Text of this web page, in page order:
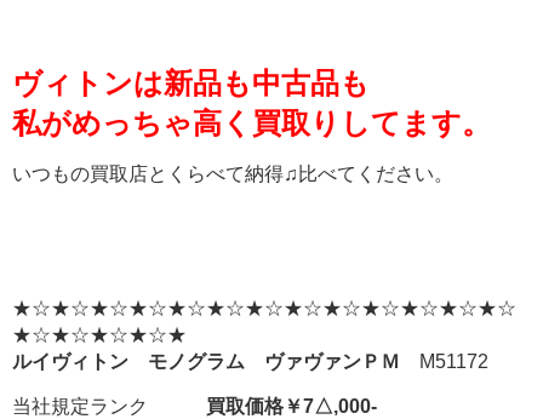
ヴィトンは新品も中古品も
私がめっちゃ高く買取りしてます。
いつもの買取店とくらべて納得♫比べてください。
★☆★☆★☆★☆★☆★☆★☆★☆★☆★☆★☆★☆★☆
★☆★☆★☆★☆★
ルイヴィトン モノグラム ヴァヴァンＰＭ
M51172
当社規定ランク 買取価格￥7△,000-